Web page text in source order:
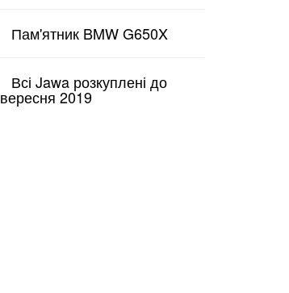
Пам'ятник BMW G650X
Всі Jawa розкуплені до
вересня 2019